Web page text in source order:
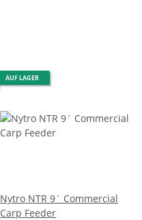
AUF LAGER
Nytro NTR 9´ Commercial
Carp Feeder